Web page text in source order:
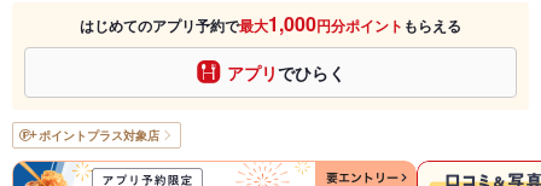
はじめてのアプリ予約で最大1,000円分ポイント もらえる
アプリでひらく
ポイントプラス対象店